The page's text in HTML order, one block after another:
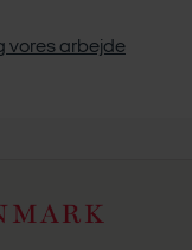
vores arbejde